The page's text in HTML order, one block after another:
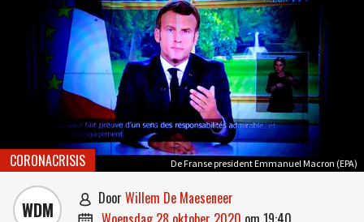
De Franse president Emmanuel Macron (EPA)
CORONACRISIS
WDM  door Willem De Maeseneer